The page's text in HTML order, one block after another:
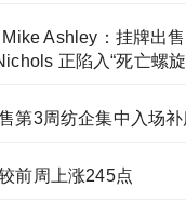
Ashley：挂牌出
正陷入“死亡螺旋
第3周纺企集中入场补
前周上涨245点